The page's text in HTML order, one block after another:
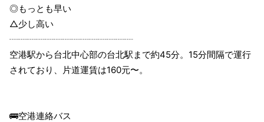
◎もっとも早い
△少し高い
┈┈┈┈┈┈┈┈┈┈┈┈┈┈
空港駅から台北中心部の台北駅まで約45分。15分間隔で運行
されており、片道運賃は160元〜。
🚌空港連絡バス